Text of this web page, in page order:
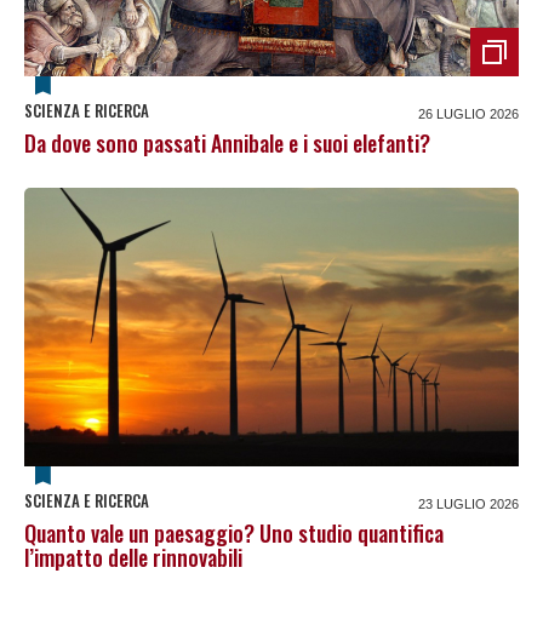
SCIENZA E RICERCA 26 LUGLIO 2026
Da dove sono passati Annibale e i suoi elefanti?
SCIENZA E RICERCA 23 LUGLIO 2026
Quanto vale un paesaggio? Uno studio quantifica
l’impatto delle rinnovabili